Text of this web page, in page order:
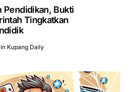
Pendidikan, Bukti
Tingkatkan
Kupang Daily